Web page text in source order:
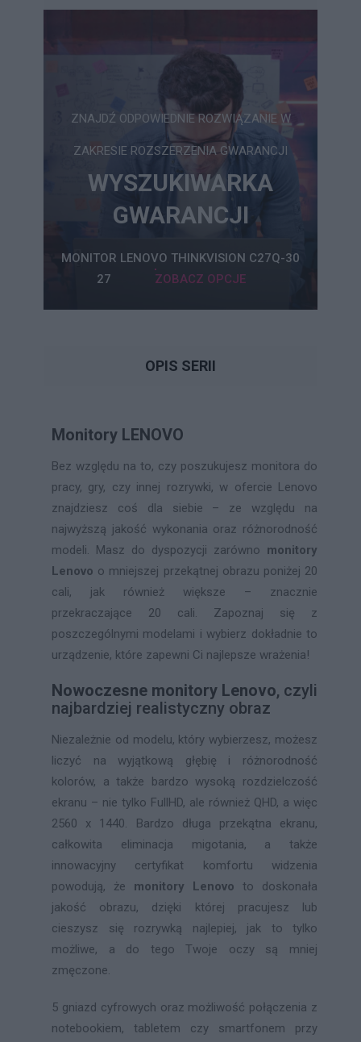
ZNAJDŹ ODPOWIEDNIE ROZWIĄZANIE W
ZAKRESIE ROZSZERZENIA GWARANCJI
WYSZUKIWARKA
GWARANCJI
MONITOR LENOVO THINKVISION C27Q-30
27
ZOBACZ OPCJE
OPIS SERII
Monitory LENOVO
Bez względu na to, czy poszukujesz monitora do
pracy, gry, czy innej rozrywki, w ofercie Lenovo
znajdziesz coś dla siebie – ze względu na
najwyższą jakość wykonania oraz różnorodność
modeli. Masz do dyspozycji zarówno monitory
Lenovo o mniejszej przekątnej obrazu poniżej 20
cali, jak również większe – znacznie
przekraczające 20 cali. Zapoznaj się z
poszczególnymi modelami i wybierz dokładnie to
urządzenie, które zapewni Ci najlepsze wrażenia!
Nowoczesne monitory Lenovo, czyli
najbardziej realistyczny obraz
Niezależnie od modelu, który wybierzesz, możesz
liczyć na wyjątkową głębię i różnorodność
kolorów, a także bardzo wysoką rozdzielczość
ekranu – nie tylko FullHD, ale również QHD, a więc
2560 x 1440. Bardzo długa przekątna ekranu,
całkowita eliminacja migotania, a także
innowacyjny certyfikat komfortu widzenia
powodują, że monitory Lenovo to doskonała
jakość obrazu, dzięki której pracujesz lub
cieszysz się rozrywką najlepiej, jak to tylko
możliwe, a do tego Twoje oczy są mniej
zmęczone.
5 gniazd cyfrowych oraz możliwość połączenia z
notebookiem, tabletem czy smartfonem przy